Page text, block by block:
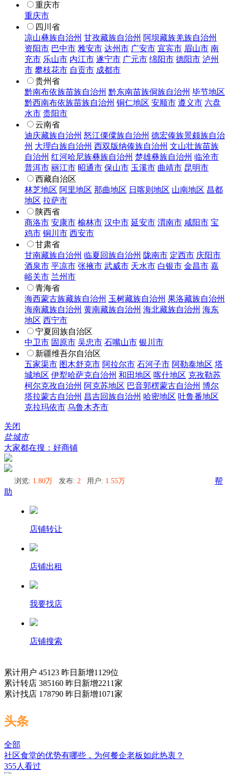
重庆市
重庆市
四川省
凉山彝族自治州 甘孜藏族自治州 阿坝藏族羌族自治州
资阳市 巴中市 雅安市 达州市 广安市 宜宾市 眉山市 南
充市 乐山市 内江市 遂宁市 广元市 绵阳市 德阳市 泸州
市 攀枝花市 自贡市 成都市
贵州省
黔南布依族苗族自治州 黔东南苗族侗族自治州 毕节地区
黔西南布依族苗族自治州 铜仁地区 安顺市 遵义市 六盘
水市 贵阳市
云南省
迪庆藏族自治州 怒江傈僳族自治州 德宏傣族景颇族自治
州 大理白族自治州 西双版纳傣族自治州 文山壮族苗族
自治州 红河哈尼族彝族自治州 楚雄彝族自治州 临沧市
普洱市 丽江市 昭通市 保山市 玉溪市 曲靖市 昆明市
西藏自治区
林芝地区 阿里地区 那曲地区 日喀则地区 山南地区 昌都
地区 拉萨市
陕西省
商洛市 安康市 榆林市 汉中市 延安市 渭南市 咸阳市 宝
鸡市 铜川市 西安市
甘肃省
甘南藏族自治州 临夏回族自治州 陇南市 定西市 庆阳市
酒泉市 平凉市 张掖市 武威市 天水市 白银市 金昌市 嘉
峪关市 兰州市
青海省
海西蒙古族藏族自治州 玉树藏族自治州 果洛藏族自治州
海南藏族自治州 黄南藏族自治州 海北藏族自治州 海东
地区 西宁市
宁夏回族自治区
中卫市 固原市 吴忠市 石嘴山市 银川市
新疆维吾尔自治区
五家渠市 图木舒克市 阿拉尔市 石河子市 阿勒泰地区 塔
城地区 伊犁哈萨克自治州 和田地区 喀什地区 克孜勒苏
柯尔克孜自治州 阿克苏地区 巴音郭楞蒙古自治州 博尔
塔拉蒙古自治州 昌吉回族自治州 哈密地区 吐鲁番地区
克拉玛依市 乌鲁木齐市
关闭
盐城市
大家都在搜：好商铺
浏览: 1.80万 发布: 2 用户: 1.55万
帮
助
店铺转让
店铺出租
我要找店
店铺搜索
累计用户 45123 昨日新增1129位
累计转店 385160 昨日新增2211家
累计找店 178790 昨日新增1071家
头条
全部
社区食堂的优势有哪些，为何餐企老板如此热衷？
355人看过